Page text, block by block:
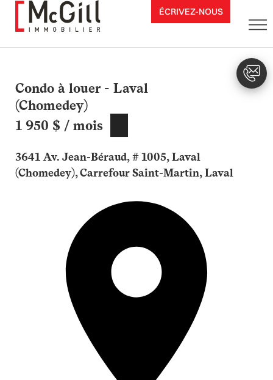
Aller
ÉCRIVEZ-NOUS
Condo à louer - Laval
(Chomedey)
1 950 $ / mois
3641 Av. Jean-Béraud, # 1005, Laval
(Chomedey), Carrefour Saint-Martin, Laval